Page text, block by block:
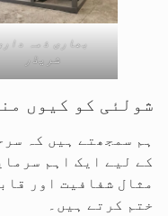
بھاری ذمہ
شریڈر
شولئی کو کیوں
ہم سمجھتے ہیں کہ
کے لیے ایک اہم
مثال شفافیت اور
ختم کرتے ہیں۔